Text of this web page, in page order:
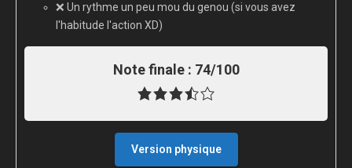
❌ Un rythme un peu mou du genou (si vous avez
l'habitude l'action XD)
Note finale : 74/100
Version physique